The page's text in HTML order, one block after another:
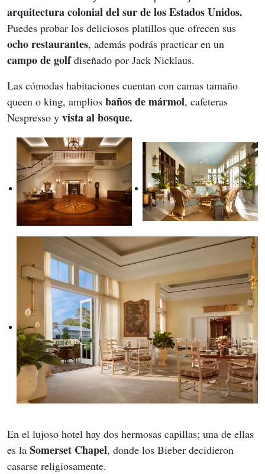
arquitectura colonial del sur de los Estados Unidos.
Puedes probar los deliciosos platillos que ofrecen sus
ocho restaurantes, además podrás practicar en un
campo de golf diseñado por Jack Nicklaus.
Las cómodas habitaciones cuentan con camas tamaño
queen o king, amplios baños de mármol, cafeteras
Nespresso y vista al bosque.
En el lujoso hotel hay dos hermosas capillas; una de ellas
es la Somerset Chapel, donde los Bieber decidieron
casarse religiosamente.